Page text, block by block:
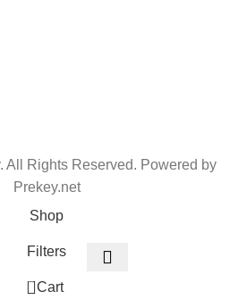
All Rights Reserved. Powered by
Prekey.net
Shop
Filters
0 Cart